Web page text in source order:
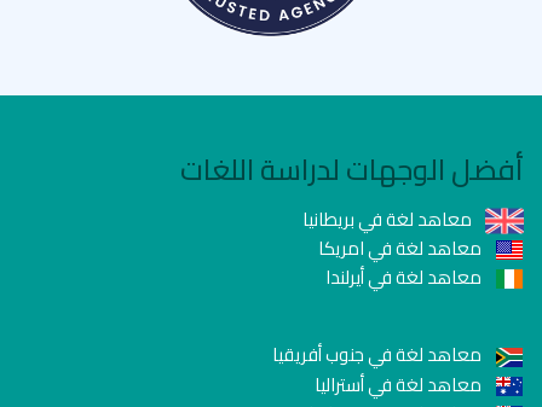
أفضل الوجهات لدراسة اللغات
معاهد لغة في بريطانيا
معاهد لغة في امريكا
معاهد لغة في أيرلندا
معاهد لغة في جنوب أفريقيا
معاهد لغة في أستراليا